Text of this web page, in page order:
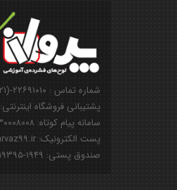
شماره تماس : ۲۲۶۹۱۰۱۰-(۰۲۱)
پشتیبانی فروشگاه اینترنتی: ۰۹۱۲۸۵۰۱۱۲۵
سامانه پیام کوتاه: ۳۰۰۰۸۰۰۸
پست الکترونیک: info@parvaz99.ir
صندوق پستی: ۱۹۴۹-۱۹۳۹۵